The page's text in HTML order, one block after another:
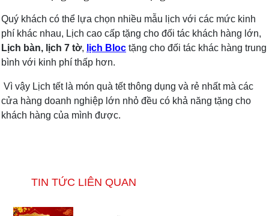
Quý khách có thể lựa chọn nhiều mẫu lịch với các mức kinh
phí khác nhau, Lịch cao cấp tặng cho đối tác khách hàng lớn,
Lịch bàn, lịch 7 tờ, lịch Bloc tặng cho đối tác khác hàng trung
bình với kinh phí thấp hơn.
Vì vậy Lịch tết là món quà tết thông dụng và rẻ nhất mà các
cửa hàng doanh nghiệp lớn nhỏ đều có khả năng tặng cho
khách hàng của mình được.
TIN TỨC LIÊN QUAN